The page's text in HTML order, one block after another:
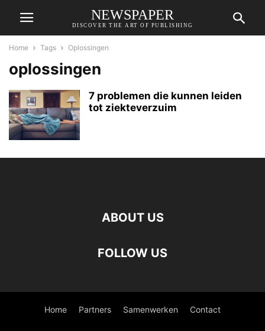
NEWSPAPER
DISCOVER THE ART OF PUBLISHING
Home Tags Oplossingen
oplossingen
7 problemen die kunnen leiden
tot ziekteverzuim
ABOUT US
FOLLOW US
Home Partners Samenwerken Contact